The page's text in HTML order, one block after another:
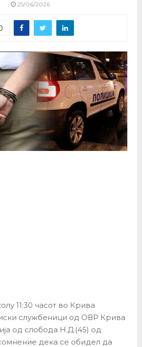
25/06/2026
11:30 часот во Крива
службеници од ОВР Крива
од слобода Н.Д.(45) од
дека се обидел да